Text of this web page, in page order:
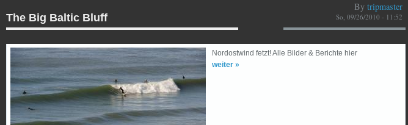
The Big Baltic Bluff
By tripmaster
So, 09/26/2010 - 11:52
Nordostwind fetzt! Alle Bilder & Berichte hier
weiter »